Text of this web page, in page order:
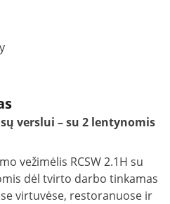
verslui – su 2 lentynomis
vežimėlis RCSW 2.1H su
dėl tvirto darbo tinkamas
virtuvėse, restoranuose ir